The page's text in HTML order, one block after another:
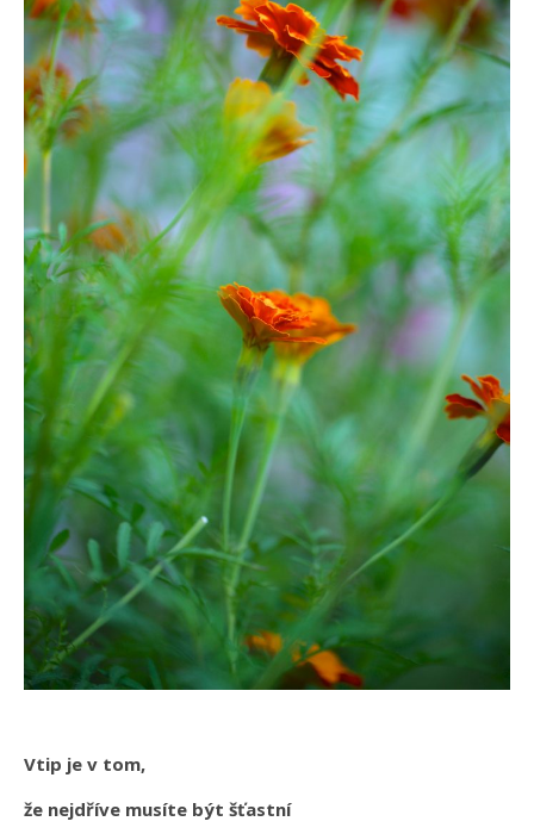
Vtip je v tom,
že nejdříve musíte být šťastní